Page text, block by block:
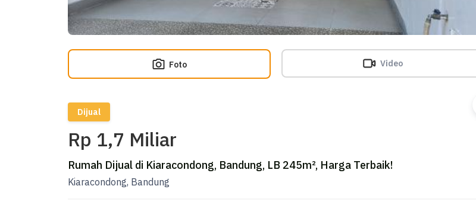
Foto Video
Dijual
Rp 1,7 Miliar
Rumah Dijual di Kiaracondong, Bandung, LB 245m², Harga Terbaik!
Kiaracondong, Bandung